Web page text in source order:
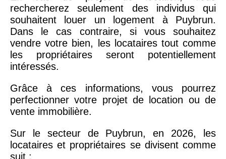
rechercherez seulement des individus qui
souhaitent louer un logement à Puybrun.
Dans le cas contraire, si vous souhaitez
vendre votre bien, les locataires tout comme
les propriétaires seront potentiellement
intéressés.
Grâce à ces informations, vous pourrez
perfectionner votre projet de location ou de
vente immobilière.
Sur le secteur de Puybrun, en 2026, les
locataires et propriétaires se divisent comme
suit :